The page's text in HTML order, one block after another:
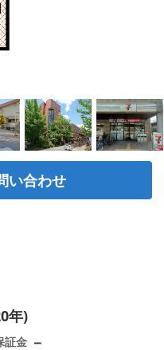
い合わせ
年)
証金 －